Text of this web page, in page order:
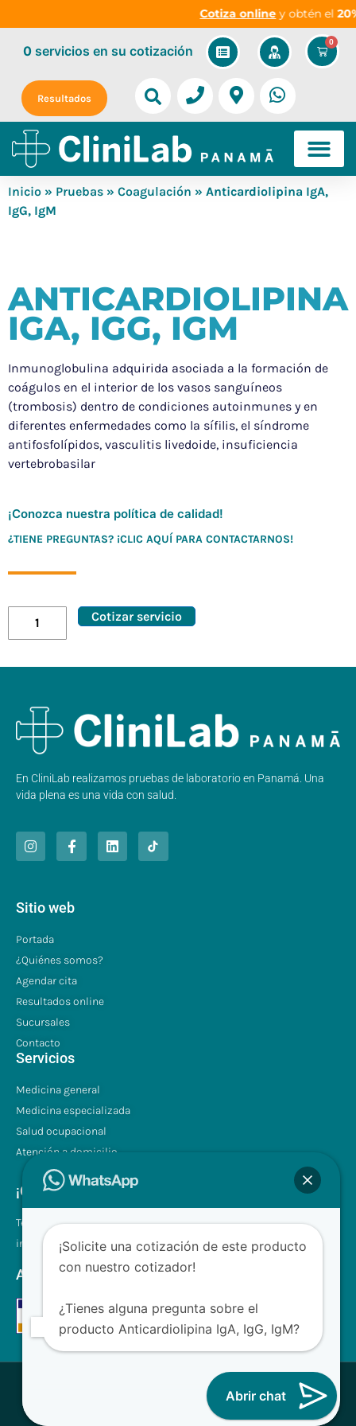
Cotiza onliney obtén el
0
0servicios en su cotización
Resultados
Inicio » Pruebas » Coagulación » Anticardiolipina IgA,
IgG, IgM
ANTICARDIOLIPINA
IGA, IGG, IGM
Inmunoglobulina adquirida asociada a la formación de
coágulos en el interior de los vasos sanguíneos
(trombosis) dentro de condiciones autoinmunes y en
diferentes enfermedades como la sífilis,​ el síndrome
antifosfolípidos, vasculitis livedoide, insuficiencia
vertebrobasilar
¡Conozca nuestra política de calidad!
¿TIENE PREGUNTAS? ¡CLIC AQUÍ PARA CONTACTARNOS!
Cotizar servicio
En CliniLab realizamos pruebas de laboratorio en Panamá. Una
vida plena es una vida con salud.
Sitio web
Portada
¿Quiénes somos?
Agendar cita
Resultados online
Sucursales
Contacto
Servicios
Medicina general
Medicina especializada
Salud ocupacional
Atención a domicilio
¡Contáctenos!
Tel.: +507 310 0680/81
info@clinilabpanama.com
Aceptamos
® CliniLab - Todos los derechos reservados
Desarrollado con ❤ para Clinilab
¡Solicite una cotización de este producto
con nuestro cotizador!
¿Tienes alguna pregunta sobre el
producto Anticardiolipina IgA, IgG, IgM?
Abrir chat